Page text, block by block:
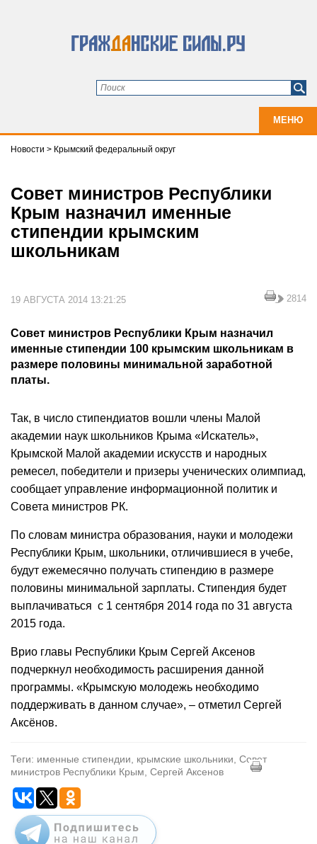
МЕНЮ
Новости > Крымский федеральный округ
Совет министров Республики
Крым назначил именные
стипендии крымским
школьникам
19 АВГУСТА 2014 13:21:25 2814
Совет министров Республики Крым назначил
именные стипендии 100 крымским школьникам в
размере половины минимальной заработной
платы.
Так, в число стипендиатов вошли члены Малой
академии наук школьников Крыма «Искатель»,
Крымской Малой академии искусств и народных
ремесел, победители и призеры ученических олимпиад,
сообщает управление информационной политик и
Совета министров РК.
По словам министра образования, науки и молодежи
Республики Крым, школьники, отличившиеся в учебе,
будут ежемесячно получать стипендию в размере
половины минимальной зарплаты. Стипендия будет
выплачиваться с 1 сентября 2014 года по 31 августа
2015 года.
Врио главы Республики Крым Сергей Аксенов
подчеркнул необходимость расширения данной
программы. «Крымскую молодежь необходимо
поддерживать в данном случае», – отметил Сергей
Аксёнов.
Теги: именные стипендии, крымские школьники, Совет
министров Республики Крым, Сергей Аксенов